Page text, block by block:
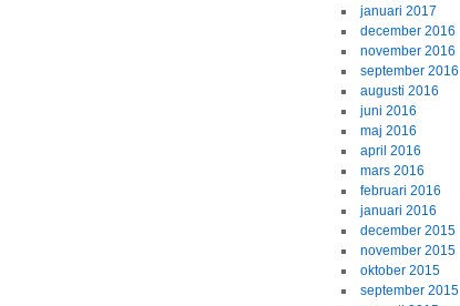
januari 2017
december 2016
november 2016
september 2016
augusti 2016
juni 2016
maj 2016
april 2016
mars 2016
februari 2016
januari 2016
december 2015
november 2015
oktober 2015
september 2015